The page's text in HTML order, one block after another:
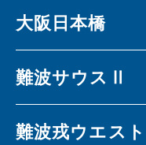
大阪日本橋
難波サウスⅡ
難波戎ウエスト